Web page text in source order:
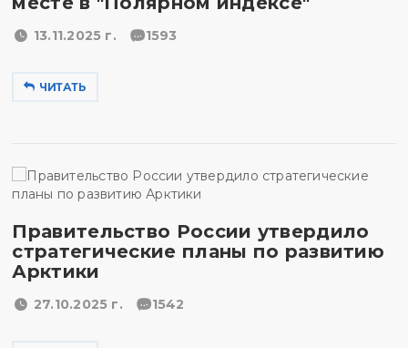
13.11.2025 г. 1593
ЧИТАТЬ
Правительство России утвердило
стратегические планы по развитию
Арктики
27.10.2025 г. 1542